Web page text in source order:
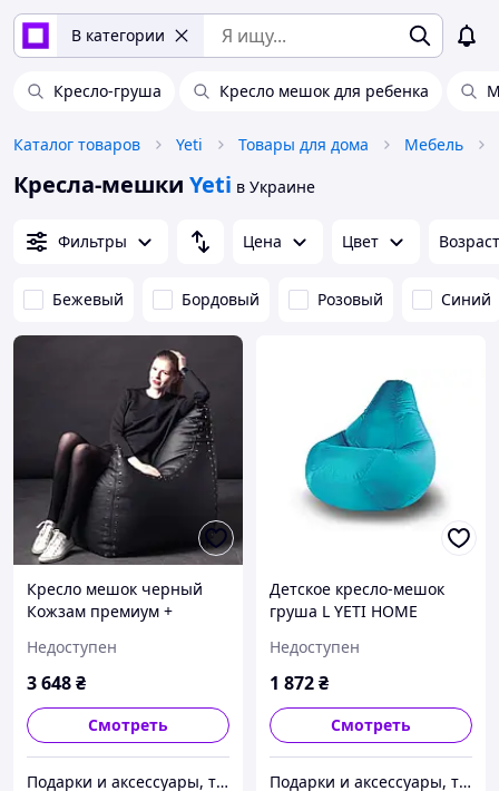
В категории
Кресло-груша Кресло мешок для ребенка
Каталог товаров Yeti Товары для дома Мебель
Кресла-мешки Yeti в Украине
Фильтры Цена Цвет
Бежевый Бордовый Розовый Синий
Кресло мешок черный
Кожзам премиум +
Авиатор
Недоступен
3 648₴
Смотреть
Подарки и аксессуары, товары для Вашего имиджа и комфорта.
Детское кресло-мешок
груша L YETI HOME
хлопок
Недоступен
1 872₴
Смотреть
Подарки и аксессуары, товары для Вашего имиджа и комфорта.